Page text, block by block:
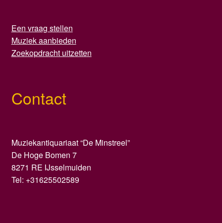
Een vraag stellen
Muziek aanbieden
Zoekopdracht uitzetten
Contact
Muziekantiquariaat “De Minstreel”
De Hoge Bomen 7
8271 RE IJsselmuiden
Tel: +31625502589